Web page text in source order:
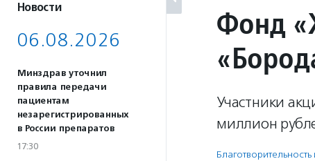
Новости
06.08.2026
Минздрав уточнил
правила передачи
пациентам
незарегистрированных
в России препаратов
17:30
Фонд
Участники
миллион